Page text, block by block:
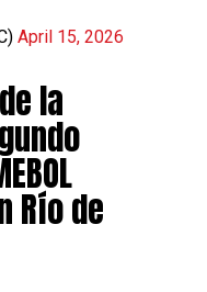
April 15, 2026
la
Río de